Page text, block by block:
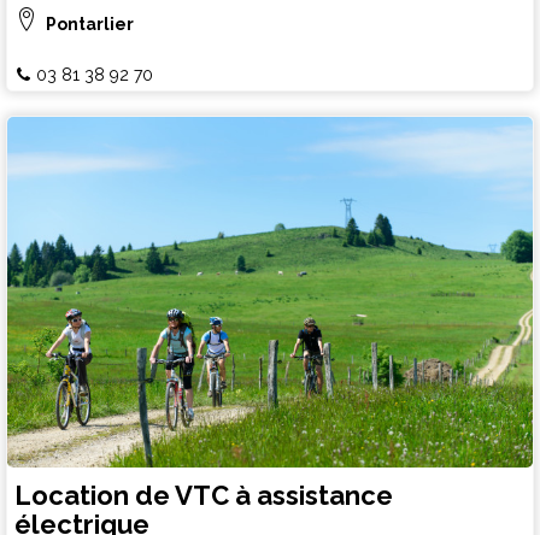
Pontarlier
03 81 38 92 70
Location de VTC à assistance
électrique